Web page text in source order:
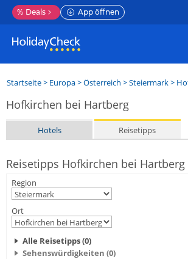
% Deals App öffnen
Startseite> Europa>Österreich >Steiermark>
Hofkirchen bei Hartberg
Hotels Reisetipps
Reisetipps Hofkirchen bei Hartberg
Region
Ort
Alle Reisetipps (0)
Sehenswürdigkeiten (0)